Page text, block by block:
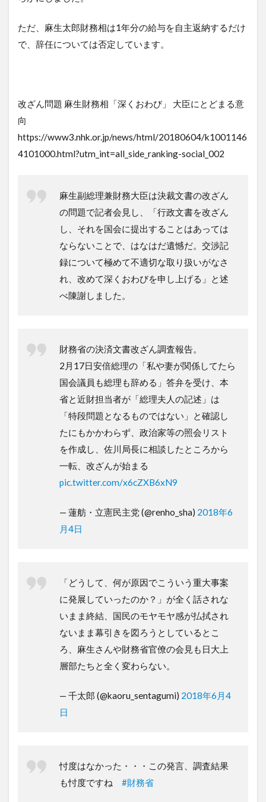
ただ、麻生太郎財務相は1年分の給与を自主返納するだけ
で、辞任については否定しています。
改ざん問題 麻生財務相「深くおわび」 大臣にとどまる意
向
https://www3.nhk.or.jp/news/html/20180604/k1001146
4101000.html?utm_int=all_side_ranking-social_002
麻生副総理兼財務大臣は決裁文書の改ざん
の問題で記者会見し、「行政文書を改ざん
し、それを国会に提出することはあっては
ならないことで、はなはだ遺憾だ。交渉記
録について極めて不適切な取り扱いがなさ
れ、改めて深くおわびを申し上げる」と述
べ陳謝しました。
財務省の決済文書改ざん調査報告。
2月17日安倍総理の「私や妻が関係してたら
国会議員も総理も辞める」答弁を受け、本
省と近財担当者が「総理夫人の記述」は
「特段問題となるものではない」と確認し
たにもかかわらず、政治家等の照会リスト
を作成し、佐川局長に相談したところから
一転、改ざんが始まる
pic.twitter.com/x6cZXB6xN9
— 蓮舫・立憲民主党 (@renho_sha) 2018年6
月4日
「どうして、何が原因でこういう重大事案
に発展していったのか？」が全く話されな
いまま終結、国民のモヤモヤ感が払拭され
ないまま幕引きを図ろうとしているとこ
ろ、麻生さんや財務省官僚の会見も日大上
層部たちと全く変わらない。
— 千太郎 (@kaoru_sentagumi) 2018年6月4
日
忖度はなかった・・・この発言、調査結果
も忖度ですね #財務省